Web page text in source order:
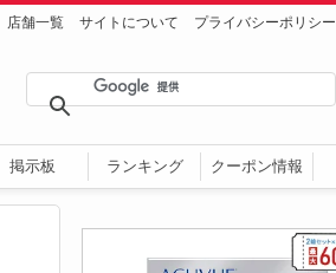
店舗一覧 サイトについて プライバシーポリシー
掲示板 ランキング クーポン情報